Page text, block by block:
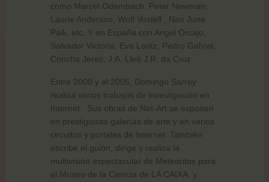
como Marcel Odembach, Peter Newman,
Laurie Anderson, Wolf Vostell , Nan June
Paik, etc. Y en España con Angel Orcajo,
Salvador Victoria, Eva Lootz, Pedro Gahrel,
Concha Jerez, J.A. Lleó J.R. da Cruz
Entre 2000 y el 2005, Domingo Sarrey
realiza varios trabajos de investigación en
Internet.
Sus obras de Net-Art se exponen
en prestigiosas galerías de arte y en varios
circuitos y portales de Internet. También
escribe el guión, dirige y realiza la
multivisión espectacular de Meteoritos para
el Museo de la Ciencia de LA CAIXA, y